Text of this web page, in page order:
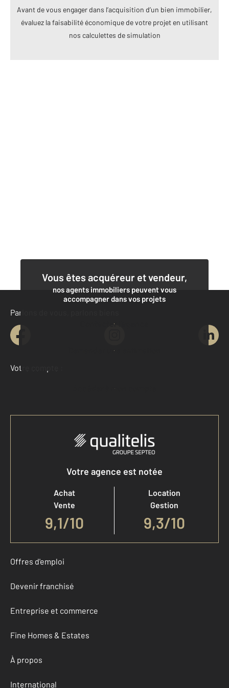
Avant de vous engager dans l’acquisition d’un bien immobilier,
évaluez la faisabilité économique de votre projet en utilisant
nos calculettes de simulation
Vous êtes acquéreur et vendeur,
nos agents immobiliers peuvent vous
accompagner dans vos projets
Contacter l'agence
Demander une estimation
Parlons de vous, parlons biens
Votre compte :
Accéder à mon compte
Votre agence est notée
Achat
Vente
9,1/10
Location
Gestion
9,3/10
Offres d'emploi
Devenir franchisé
Entreprise et commerce
Fine Homes & Estates
À propos
International